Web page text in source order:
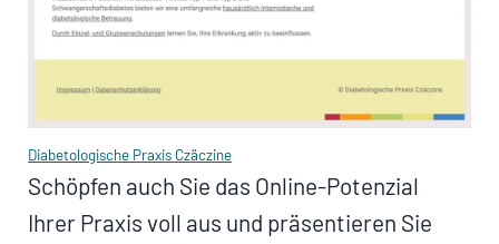
Diabetologische Praxis Czäczine
Schöpfen auch Sie das Online-Potenzial
Ihrer Praxis voll aus und präsentieren Sie